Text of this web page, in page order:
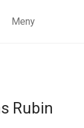
Meny
Rubin